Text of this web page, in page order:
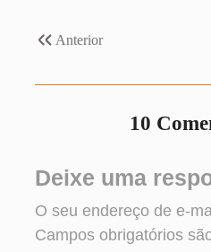
Anterior
10
Deixe uma
O seu endereço de e-
Campos obrigatórios